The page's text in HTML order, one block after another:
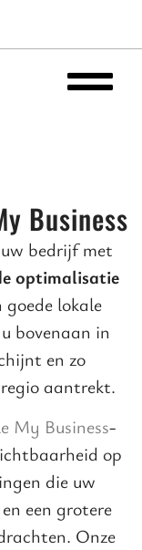
Business
bedrijf met
optimalisatie
goede lokale
bovenaan in
en zo
aantrekt.
My Business-
op
die uw
een grotere
Onze